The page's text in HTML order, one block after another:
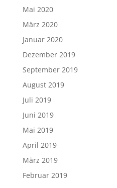
Mai 2020
März 2020
Januar 2020
Dezember 2019
September 2019
August 2019
Juli 2019
Juni 2019
Mai 2019
April 2019
März 2019
Februar 2019